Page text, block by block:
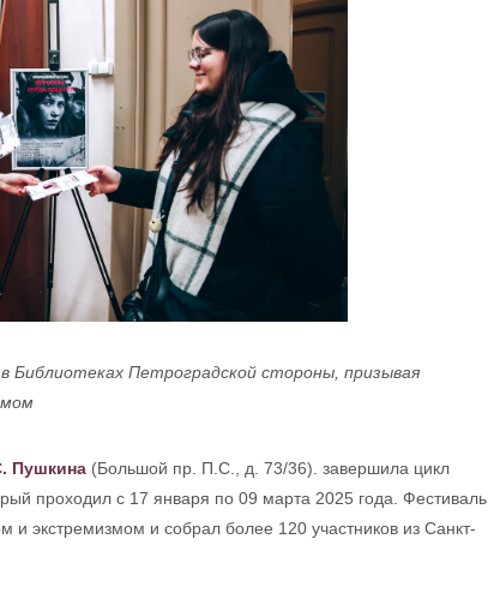
Библиотеках Петроградской стороны, призывая
Пушкина (Большой пр. П.С., д. 73/36). завершила цикл
проходил с 17 января по 09 марта 2025 года. Фестиваль
экстремизмом и собрал более 120 участников из Санкт-